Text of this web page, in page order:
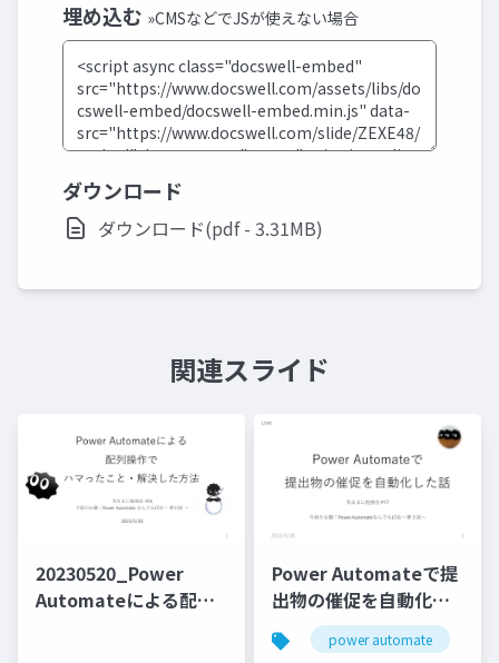
埋め込む »CMSなどでJSが使えない場合
ダウンロード
ダウンロード(pdf - 3.31MB)
関連スライド
20230520_Power
Automateによる配列
Power Automateで提
出物の催促を自動化し
た話
power automate